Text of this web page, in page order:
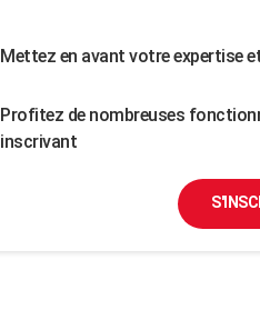
Mettez en avant votre expertise
Profitez de nombreuses
inscrivant